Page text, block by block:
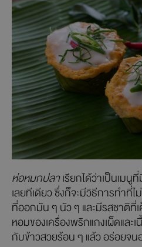
ห่อหมกปลาเรียกได้ว่าเป็นเม
เลยทีเดียว ซึ่งก็จะมีวิธีการทำที่
ที่ออกมัน ๆ นัว ๆ และมีรสชาติ
หอมของเครื่องพริกแกงเผ็ดและ
กับข้าวสวยร้อน ๆ แล้ว อร่อยจน